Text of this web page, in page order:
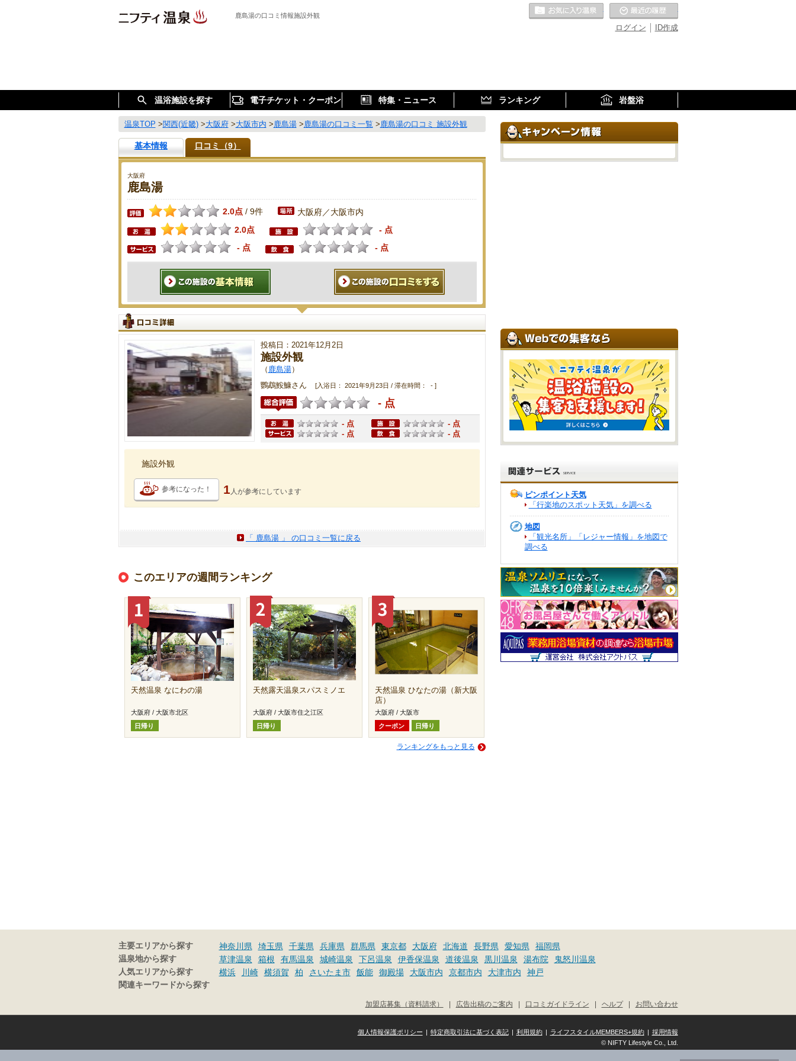
鹿島湯の口コミ情報施設外観
ID作成
ログイン
お気に入りの温泉
温浴施設を探す 電子チケット・クーポン 特集・ニュース ランキング 岩盤浴
温泉TOP >関西(近畿)>大阪府>大阪市内 >鹿島湯>鹿島湯の口コミ一覧 >鹿島湯の口コミ 施設外観
基本情報 口コミ（9）
大阪府
鹿島湯
2.0点 / 9件 大阪府／大阪市内
2.0点
- 点
- 点
- 点
投稿日：2021年12月2日
施設外観
（ 鹿島湯）
鸚鵡鮟鱇さん
[入浴日： 2021年9月23日 / 滞在時間： - ]
- 点
- 点
- 点
- 点
- 点
施設外観
参考になった！ 1 人が参考にしています
「 鹿島湯 」 の口コミ一覧に戻る
このエリアの週間ランキング
天然温泉 なにわの湯
大阪府 / 大阪市北区
日帰り
天然露天温泉スパスミノエ
大阪府 / 大阪市住之江区
日帰り
天然温泉 ひなたの湯（新大阪
店）
大阪府 / 大阪市
クーポン
日帰り
ランキングをもっと見る
ピンポイント天気
「行楽地のスポット天気」を調べる
地図
「観光名所」「レジャー情報」を地図で
調べる
主要エリアから探す 神奈川県 埼玉県 千葉県 兵庫県 群馬県 東京都 大阪府 北海道 長野県 愛知県 福岡県
温泉地から探す 草津温泉 箱根 有馬温泉 城崎温泉 下呂温泉 伊香保温泉 道後温泉 黒川温泉 湯布院 鬼怒川温泉
人気エリアから探す 横浜 川崎 横須賀 柏 さいたま市 飯能 御殿場 大阪市内 京都市内 大津市内 神戸
関連キーワードから探す
お問い合わせ
|
ヘルプ
|
口コミガイドライン
|
広告出稿のご案内
|
加盟店募集（資料請求）
採用情報
|
ライフスタイルMEMBERS+規約
|
利用規約
|
特定商取引法に基づく表記
|
個人情報保護ポリシー
© NIFTY Lifestyle Co., Ltd.